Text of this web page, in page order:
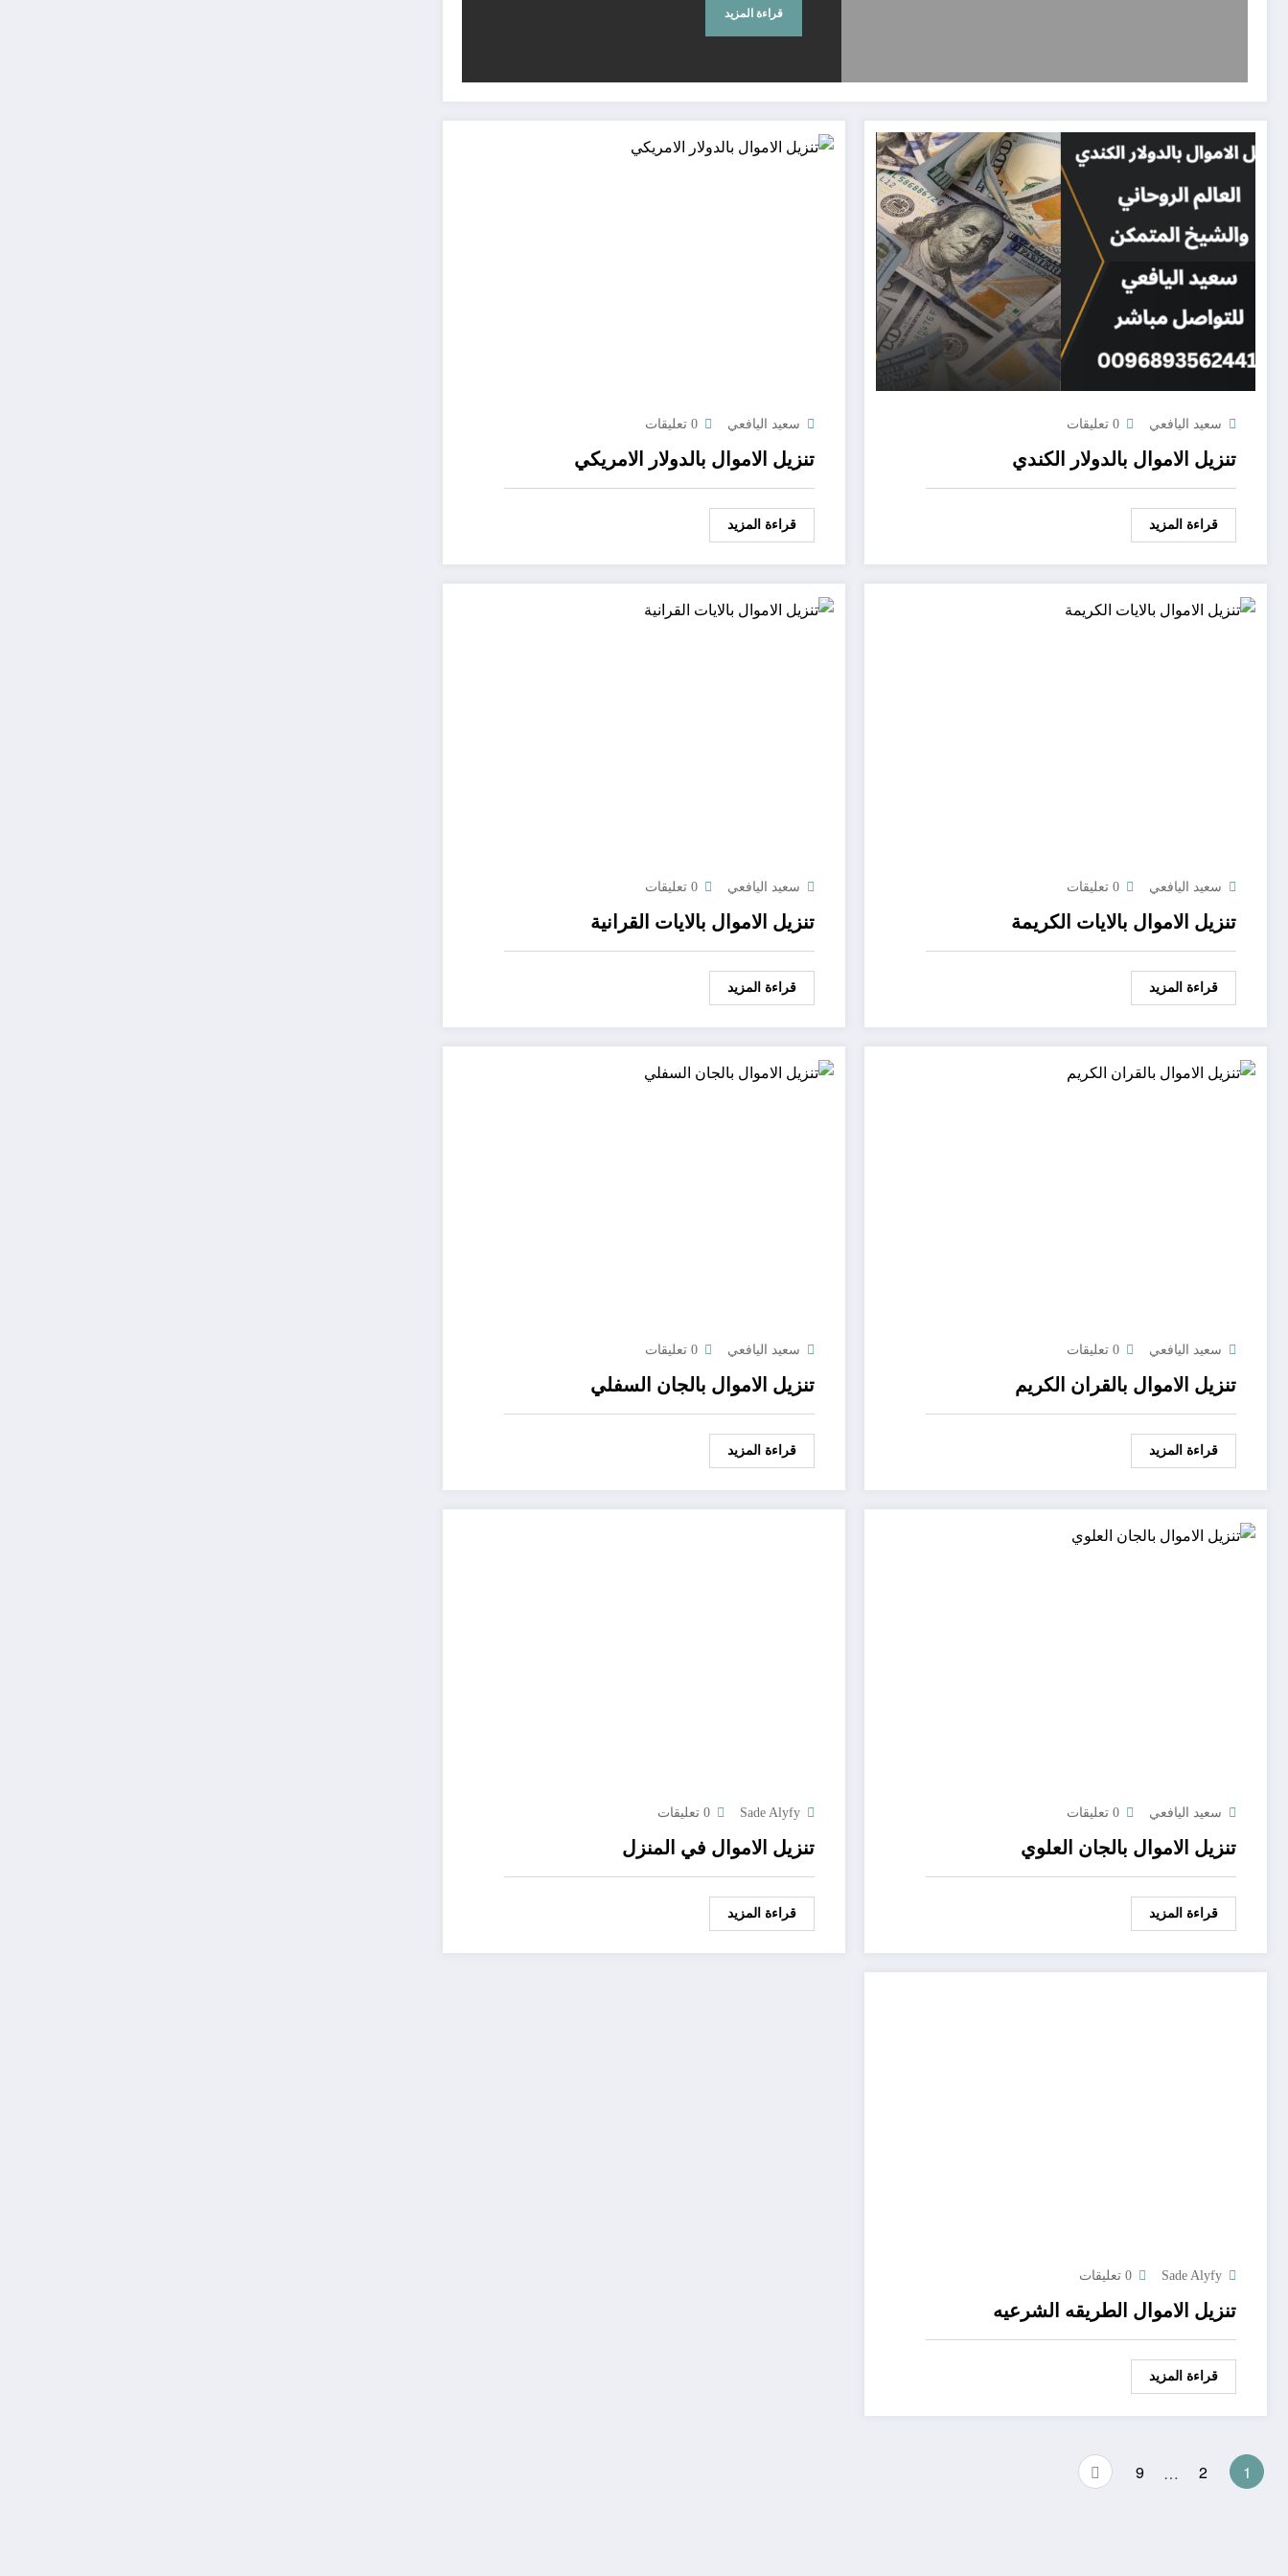
قراءة المزيد
سعيد اليافعي 0 تعليقات
تنزيل الاموال بالدولار الكندي
قراءة المزيد
سعيد اليافعي 0 تعليقات
تنزيل الاموال بالدولار الامريكي
قراءة المزيد
سعيد اليافعي 0 تعليقات
تنزيل الاموال بالايات الكريمة
قراءة المزيد
سعيد اليافعي 0 تعليقات
تنزيل الاموال بالايات القرانية
قراءة المزيد
سعيد اليافعي 0 تعليقات
تنزيل الاموال بالقران الكريم
قراءة المزيد
سعيد اليافعي 0 تعليقات
تنزيل الاموال بالجان السفلي
قراءة المزيد
سعيد اليافعي 0 تعليقات
تنزيل الاموال بالجان العلوي
قراءة المزيد
Sade Alyfy 0 تعليقات
تنزيل الاموال في المنزل
قراءة المزيد
Sade Alyfy 0 تعليقات
تنزيل الاموال الطريقه الشرعيه
قراءة المزيد
Posts
1
2
…
9